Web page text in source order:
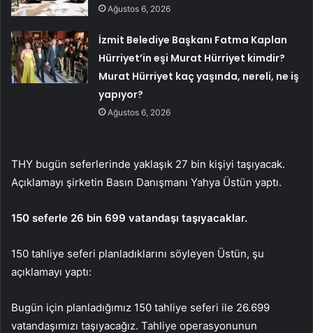
Ağustos 6, 2026
İzmit Belediye Başkanı Fatma Kaplan
Hürriyet’in eşi Murat Hürriyet kimdir?
Murat Hürriyet kaç yaşında, nereli, ne iş
yapıyor?
Ağustos 6, 2026
THY bugün seferlerinde yaklaşık 27 bin kişiyi taşıyacak.
Açıklamayı şirketin Basın Danışmanı Yahya Üstün yaptı.
150 seferle 26 bin 699 vatandaşı taşıyacaklar.
150 tahliye seferi planladıklarını söyleyen Üstün, şu
açıklamayı yaptı:
Bugün için planladığımız 150 tahliye seferi ile 26.699
vatandaşımızı taşıyacağız. Tahliye operasyonunun